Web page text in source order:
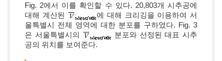
Fig. 2에서 이를 확인할 수 있다. 20,803개 시추공에
대해 계산된
에 대해 크리깅을 이용하여 서
울특별시 전체 영역에 대한 분포를 구하였다. Fig. 3
은 서울특별시의
분포와 선정된 대표 시추
공의 위치를 보여준다.